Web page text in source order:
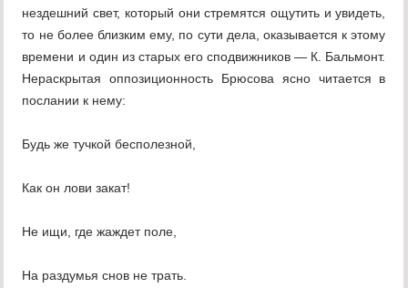
нездешний свет, который они стремятся ощутить и увидеть,
то не более близким ему, по сути дела, оказывается к этому
времени и один из старых его сподвижников — К. Бальмонт.
Нераскрытая оппозиционность Брюсова ясно читается в
послании к нему:
Будь же тучкой бесполезной,
Как он лови закат!
Не ищи, где жаждет поле,
На раздумья снов не трать.